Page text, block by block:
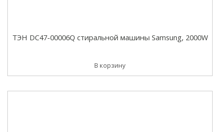
ТЭН DC47-00006Q стиральной машины Samsung, 2000W
В корзину